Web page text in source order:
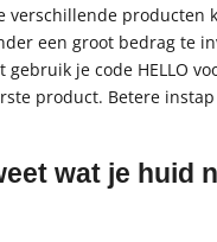
verschillende producten
een groot bedrag te
je code HELLO
product. Betere
wat je huid